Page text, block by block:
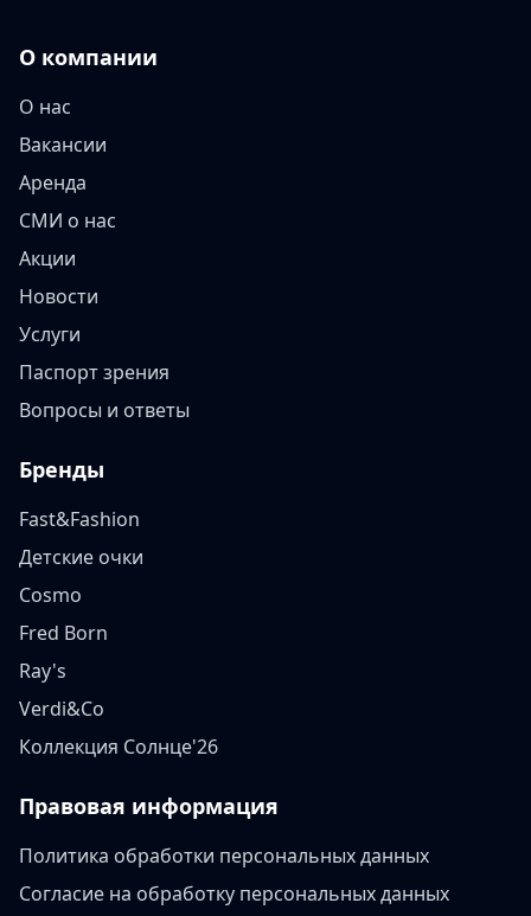
О компании
О нас
Вакансии
Аренда
СМИ о нас
Акции
Новости
Услуги
Паспорт зрения
Вопросы и ответы
Бренды
Fast&Fashion
Детские очки
Cosmo
Fred Born
Ray's
Verdi&Co
Коллекция Солнце'26
Правовая информация
Политика обработки персональных данных
Согласие на обработку персональных данных